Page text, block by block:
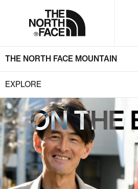
THE NORTH FACE MOUNTAIN
EXPLORE
ON THE